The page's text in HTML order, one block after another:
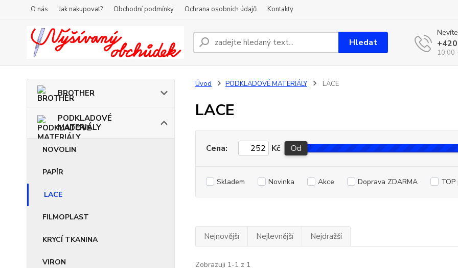
O nás Jak nakupovat? Obchodní podmínky Ochrana osobních údajů Kontakty
Hledat
10:00
BROTHER
PODKLADOVÉ
MATERIÁLY
NOVOLIN
PAPÍR
LACE
FILMOPLAST
KRYCÍ TKANINA
VIRON
Úvod PODKLADOVÉ MATERIÁLY LACE
LACE
Cena: Kč Od
Skladem Novinka Akce Doprava ZDARMA
Nejnovější Nejlevnější Nejdražší
Zobrazuji 1-1 z 1